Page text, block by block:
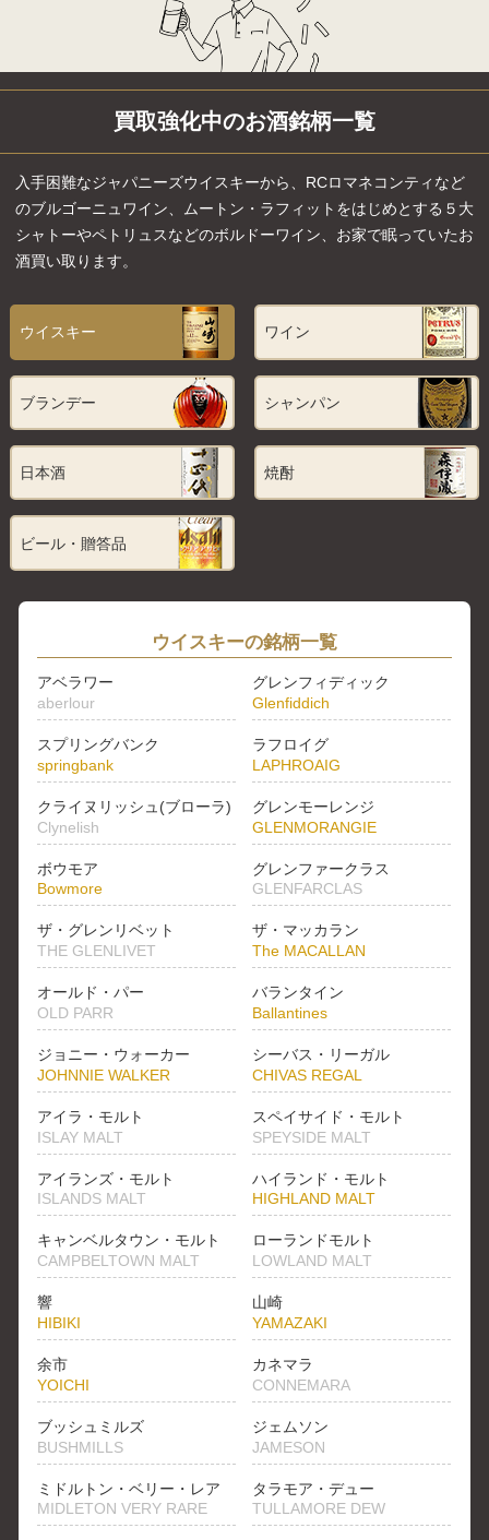
買取強化中のお酒銘柄一覧
入手困難なジャパニーズウイスキーから、RCロマネコンティなど
のブルゴーニュワイン、ムートン・ラフィットをはじめとする５大
シャトーやペトリュスなどのボルドーワイン、お家で眠っていたお
酒買い取ります。
ウイスキー ワイン
ブランデー シャンパン
日本酒 焼酎
ビール・贈答品
ウイスキーの銘柄一覧
アベラワー
aberlour
グレンフィディック
Glenfiddich
スプリングバンク
springbank
ラフロイグ
LAPHROAIG
クライヌリッシュ(ブローラ)
Clynelish
グレンモーレンジ
GLENMORANGIE
ボウモア
Bowmore
グレンファークラス
GLENFARCLAS
ザ・グレンリベット
THE GLENLIVET
ザ・マッカラン
The MACALLAN
オールド・パー
OLD PARR
バランタイン
Ballantines
ジョニー・ウォーカー
JOHNNIE WALKER
シーバス・リーガル
CHIVAS REGAL
アイラ・モルト
ISLAY MALT
スペイサイド・モルト
SPEYSIDE MALT
アイランズ・モルト
ISLANDS MALT
ハイランド・モルト
HIGHLAND MALT
キャンベルタウン・モルト
CAMPBELTOWN MALT
ローランドモルト
LOWLAND MALT
響
HIBIKI
山崎
YAMAZAKI
余市
YOICHI
カネマラ
CONNEMARA
ブッシュミルズ
BUSHMILLS
ジェムソン
JAMESON
ミドルトン・ベリー・レア
MIDLETON VERY RARE
タラモア・デュー
TULLAMORE DEW